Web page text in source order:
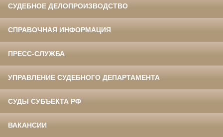
СУДЕБНОЕ ДЕЛОПРОИЗВОДСТВО
СПРАВОЧНАЯ ИНФОРМАЦИЯ
ПРЕСС-СЛУЖБА
УПРАВЛЕНИЕ СУДЕБНОГО ДЕПАРТАМЕНТА
СУДЫ СУБЪЕКТА РФ
ВАКАНСИИ